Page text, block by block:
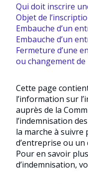
Qui doit inscrire
Objet de
Embauche d’un
Embauche d’un
Fermeture d’une
ou changement
Cette page
l’information sur
auprès de la
l’indemnisation
la marche à
d’entreprise ou
Pour en savoir
d’indemnisation,